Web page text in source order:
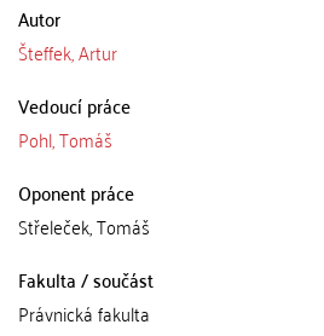
Autor
Šteffek, Artur
Vedoucí práce
Pohl, Tomáš
Oponent práce
Střeleček, Tomáš
Fakulta / součást
Právnická fakulta